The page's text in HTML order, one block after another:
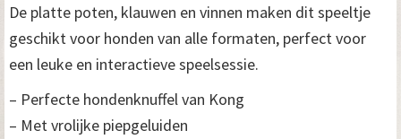
De platte poten, klauwen en vinnen maken dit speeltje
geschikt voor honden van alle formaten, perfect voor
een leuke en interactieve speelsessie.
– Perfecte hondenknuffel van Kong
– Met vrolijke piepgeluiden